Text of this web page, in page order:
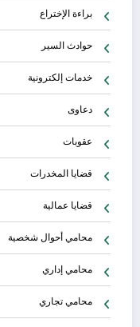
براءة الإختراع
حوادث السير
خدمات إلكترونية
دعاوى
عقوبات
قضايا المخدرات
قضايا عمالية
محامي أحوال شخصية
محامي إداري
محامي تجاري